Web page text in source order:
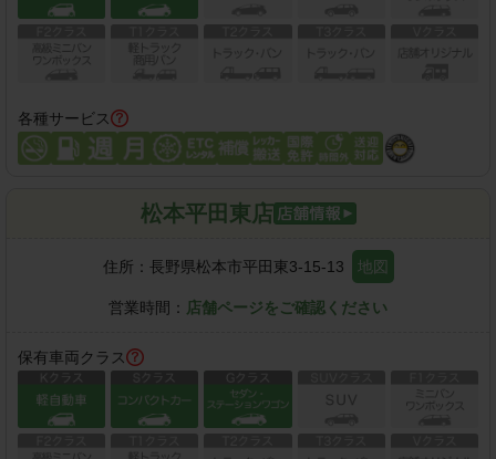
各種サービス
松本平田東店
住所： 長野県松本市平田東3-15-13 地図
営業時間： 店舗ページをご確認ください
保有車両クラス